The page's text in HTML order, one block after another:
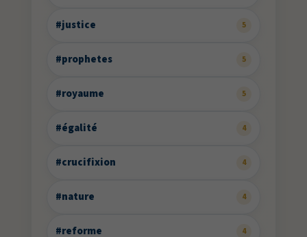
#justice 5
#prophetes 5
#royaume 5
#égalité 4
#crucifixion 4
#nature 4
#reforme 4